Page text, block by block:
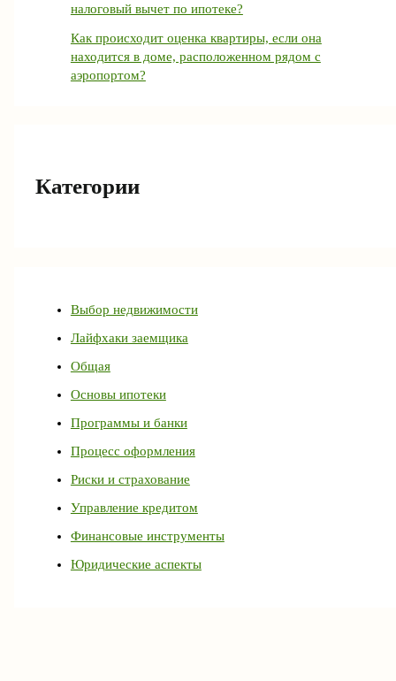
налоговый вычет по ипотеке?
Как происходит оценка квартиры, если она
находится в доме, расположенном рядом с
аэропортом?
Категории
Выбор недвижимости
Лайфхаки заемщика
Общая
Основы ипотеки
Программы и банки
Процесс оформления
Риски и страхование
Управление кредитом
Финансовые инструменты
Юридические аспекты